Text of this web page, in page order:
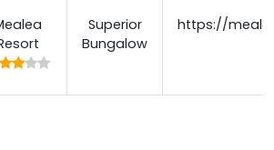
Superior
Bungalow
https://